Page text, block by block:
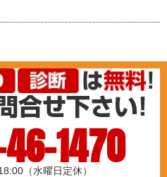
1470
（水曜日定休）